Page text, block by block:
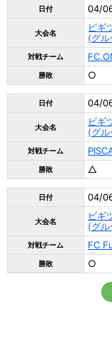
日付 04/
大会名
ビギ
(グ
対戦チーム
勝敗 ○
日付 04/
大会名
ビギ
(グ
対戦チーム
勝敗 △
日付 04/
大会名
ビギ
(グ
対戦チーム FC
勝敗 ○